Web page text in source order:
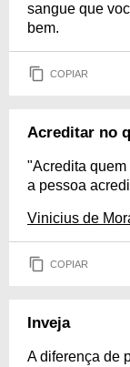
sangue que
bem.
COPIAR
Acreditar no
"Acredita quem
a pessoa
Vinicius de
COPIAR
Inveja
A diferença de